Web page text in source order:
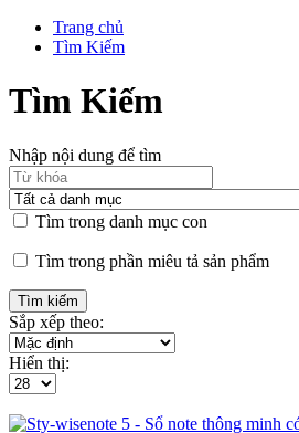
Trang chủ
Tìm Kiếm
Tìm Kiếm
Nhập nội dung để tìm
Tìm trong danh mục con
Tìm trong phần miêu tả sản phẩm
Sắp xếp theo:
Hiển thị: